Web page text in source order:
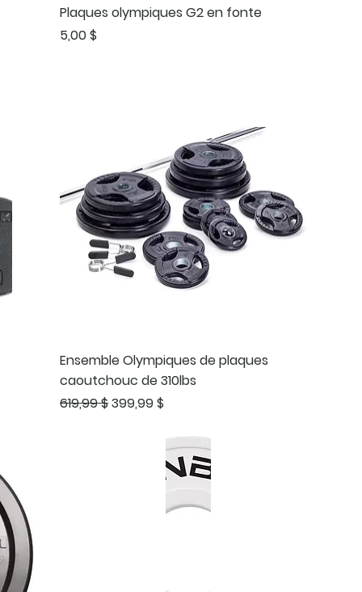
Plaques olympiques G2 en fonte
Prix
5,00 $
Ensemble Olympiques de plaques
caoutchouc de 310lbs
Prix original
619,99 $Prix promotionnel
399,99 $